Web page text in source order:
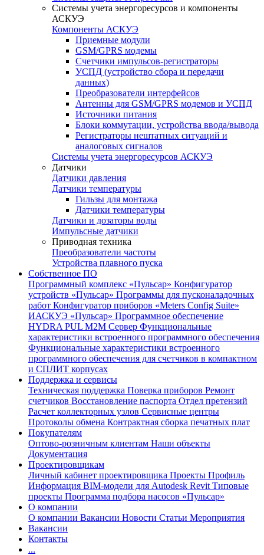
Системы учета энергоресурсов и компоненты
АСКУЭ
Компоненты АСКУЭ
Приемные модули
GSM/GPRS модемы
Счетчики импульсов-регистраторы
УСПД (устройство сбора и передачи
данных)
Преобразователи интерфейсов
Антенны для GSM/GPRS модемов и УСПД
Источники питания
Блоки коммутации, устройства ввода/вывода
Регистраторы нештатных ситуаций и
аналоговых сигналов
Системы учета энергоресурсов АСКУЭ
Датчики
Датчики давления
Датчики температуры
Гильзы для монтажа
Датчики температуры
Датчики и дозаторы воды
Импульсные датчики
Приводная техника
Преобразователи частоты
Устройства плавного пуска
Собственное ПО
Программный комплекс «Пульсар» Конфигуратор
устройств «Пульсар» Программы для пусконаладочных
работ Конфигуратор приборов «Meters Config Suite»
ИАСКУЭ «Пульсар» Программное обеспечение
HYDRA PUL M2M Сервер Функциональные
характеристики встроенного программного обеспечения
Функциональные характеристики встроенного
программного обеспечения для счетчиков в компактном
и СПЛИТ корпусах
Поддержка и сервисы
Техническая поддержка Поверка приборов Ремонт
счетчиков Восстановление паспорта Отдел претензий
Расчет коллекторных узлов Сервисные центры
Протоколы обмена Контрактная сборка печатных плат
Покупателям
Оптово-розничным клиентам Наши объекты
Документация
Проектировщикам
Личный кабинет проектировщика Проекты Профиль
Информация BIM-модели для Autodesk Revit Типовые
проекты Программа подбора насосов «Пульсар»
О компании
О компании Вакансии Новости Статьи Мероприятия
Вакансии
Контакты
...